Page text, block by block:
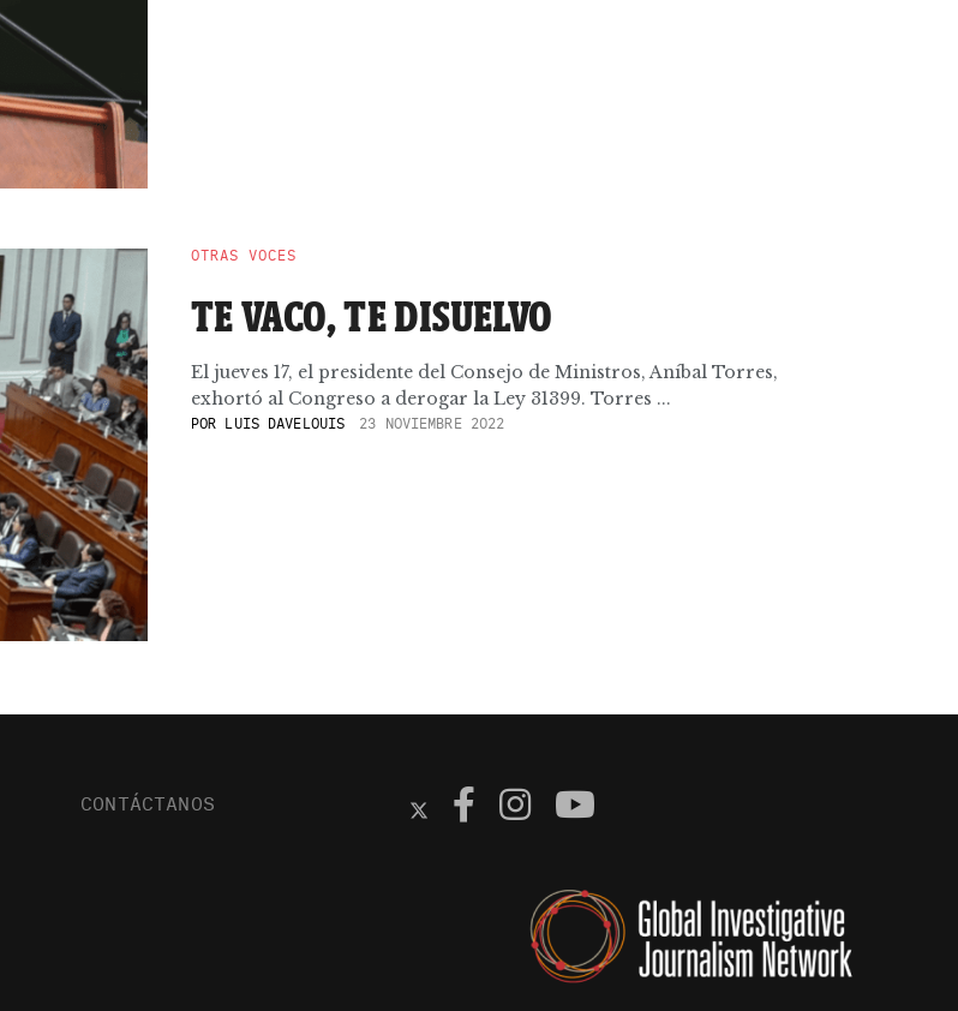
OTRAS VOCES
TE VACO, TE DISUELVO
El jueves 17, el presidente del Consejo de Ministros, Aníbal Torres,
exhortó al Congreso a derogar la Ley 31399. Torres ...
POR LUIS DAVELOUIS 23 NOVIEMBRE 2022
CONTÁCTANOS